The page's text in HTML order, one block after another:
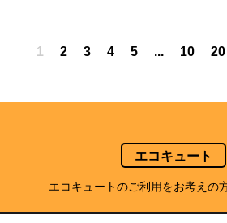
1 2 3 4 5 ... 10 20
エコキュート
エコキュートのご利用をお考えの